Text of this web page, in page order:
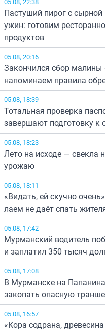
Пастуший пирог с
ужин: готовим
продуктов
05.08, 20:16
Закончился сбор малины
напоминаем правила
05.08, 18:39
Тотальная проверка
завершают подготовку к
05.08, 18:23
Лето на исходе — свекла
урожаю
05.08, 18:11
«Видать, ей скучно
лаем не даёт спать
05.08, 17:42
Мурманский водитель
и заплатил 350 тысяч
05.08, 17:08
В Мурманске на
закопать опасную
05.08, 16:57
«Кора содрана,